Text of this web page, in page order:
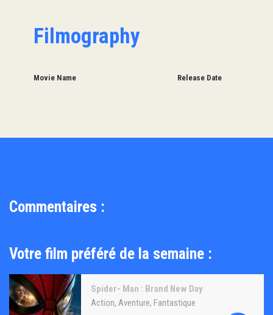
Filmography
Movie Name Release Date
Commentaires :
Votre film préféré de la semaine :
Spider- Man : Brand New Day
Action, Aventure, Fantastique